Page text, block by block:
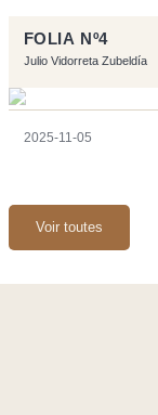
FOLIA Nº4
Julio Vidorreta Zubeldía
2025-11-05
Voir toutes